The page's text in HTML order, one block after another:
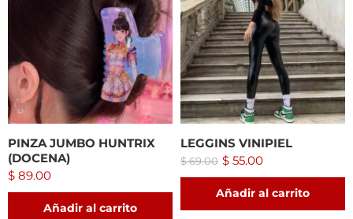
PINZA JUMBO HUNTRIX
(DOCENA)
$ 89.00
Añadir al carrito
LEGGINS VINIPIEL
$69.00 $ 55.00
Añadir al carrito